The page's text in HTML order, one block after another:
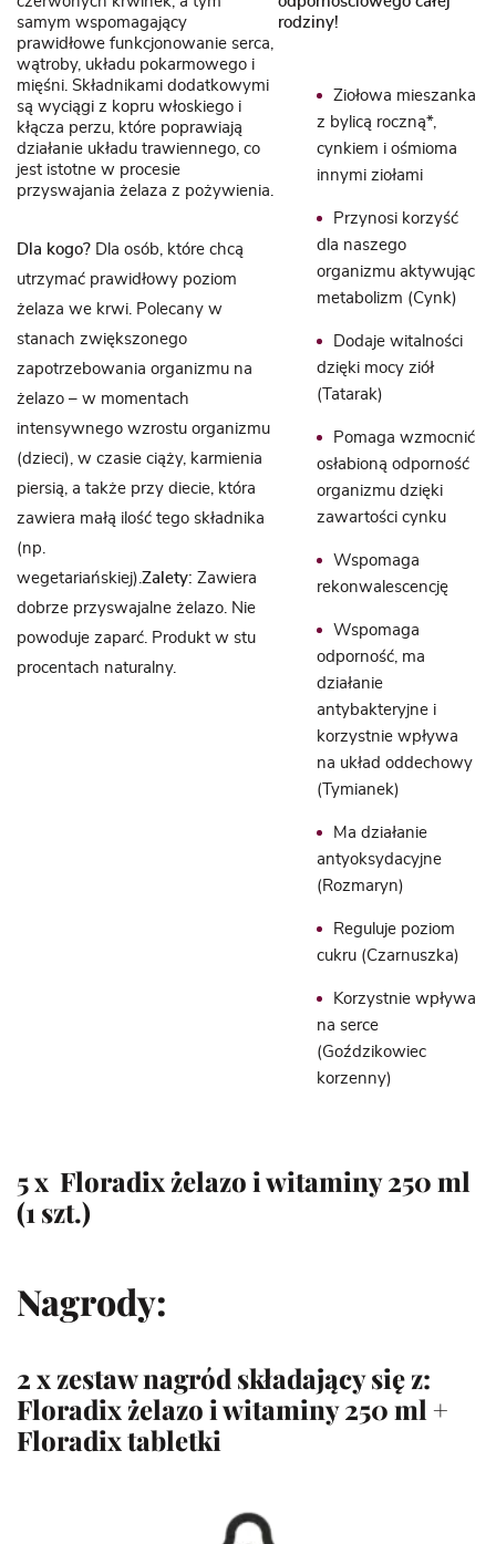
samym wspomagający
prawidłowe funkcjonowanie serca,
wątroby, układu pokarmowego i
mięśni. Składnikami dodatkowymi
są wyciągi z kopru włoskiego i
kłącza perzu, które poprawiają
działanie układu trawiennego, co
jest istotne w procesie
przyswajania żelaza z pożywienia.
Dla kogo? Dla osób, które chcą
utrzymać prawidłowy poziom
żelaza we krwi. Polecany w
stanach zwiększonego
zapotrzebowania organizmu na
żelazo – w momentach
intensywnego wzrostu organizmu
(dzieci), w czasie ciąży, karmienia
piersią, a także przy diecie, która
zawiera małą ilość tego składnika
(np.
wegetariańskiej).Zalety: Zawiera
dobrze przyswajalne żelazo. Nie
powoduje zaparć. Produkt w stu
procentach naturalny.
rodziny!
Ziołowa mieszanka
z bylicą roczną*,
cynkiem i ośmioma
innymi ziołami
Przynosi korzyść
dla naszego
organizmu aktywując
metabolizm (Cynk)
Dodaje witalności
dzięki mocy ziół
(Tatarak)
Pomaga wzmocnić
osłabioną odporność
organizmu dzięki
zawartości cynku
Wspomaga
rekonwalescencję
Wspomaga
odporność, ma
działanie
antybakteryjne i
korzystnie wpływa
na układ oddechowy
(Tymianek)
Ma działanie
antyoksydacyjne
(Rozmaryn)
Reguluje poziom
cukru (Czarnuszka)
Korzystnie wpływa
na serce
(Goździkowiec
korzenny)
5 x Floradix żelazo i witaminy 250 ml
(1 szt.)
Nagrody:
2 x zestaw nagród składający się z:
Floradix żelazo i witaminy 250 ml +
Floradix tabletki